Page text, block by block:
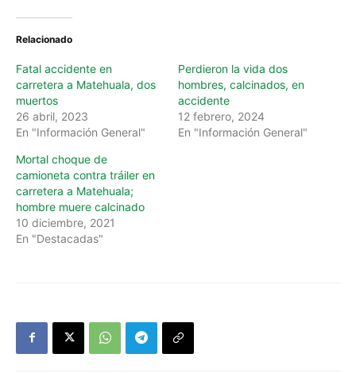
Relacionado
Fatal accidente en
carretera a Matehuala, dos
muertos
26 abril, 2023
En "Información General"
Perdieron la vida dos
hombres, calcinados, en
accidente
12 febrero, 2024
En "Información General"
Mortal choque de
camioneta contra tráiler en
carretera a Matehuala;
hombre muere calcinado
10 diciembre, 2021
En "Destacadas"